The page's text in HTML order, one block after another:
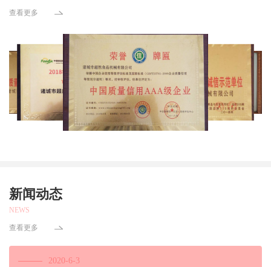
查看更多
新闻动态
NEWS
查看更多
2020-6-3